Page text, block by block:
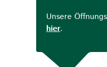
Unsere
hier.